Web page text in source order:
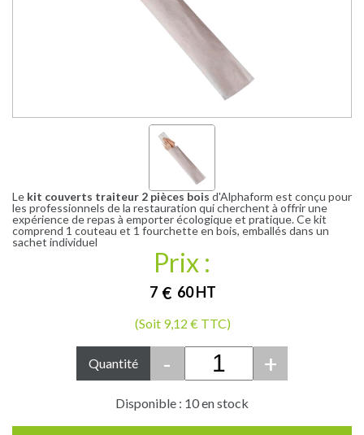
Le kit couverts traiteur 2 pièces bois d'Alphaform est conçu pour
les professionnels de la restauration qui cherchent à offrir une
expérience de repas à emporter écologique et pratique. Ce kit
comprend 1 couteau et 1 fourchette en bois, emballés dans un
sachet individuel
Prix :
7 € 60HT
(Soit 9,12 € TTC)
Quantité - +
Disponible : 10 en stock